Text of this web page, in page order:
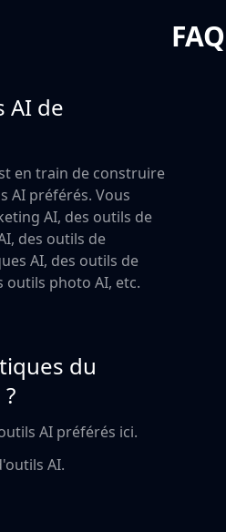
FAQ
AI de
en train de construire
AI préférés. Vous
AI, des outils de
des outils de
AI, des outils de
outils photo AI, etc.
du
AI préférés ici.
AI.